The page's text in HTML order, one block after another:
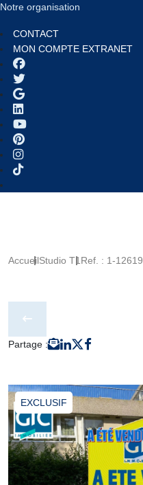
Notre organisation
CONTACT
MON COMPTE EXTRANET
AccueilStudio T1 Ref. : 1-12619
Partage :
EXCLUSIF